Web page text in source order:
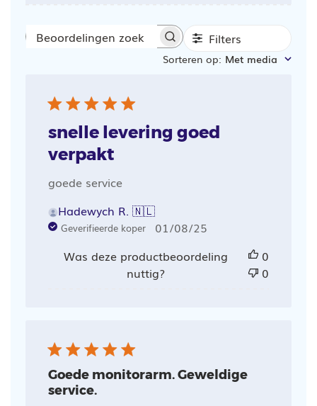
Beoordelingen
Filters
Sorteren op: Met media
snelle levering goed
verpakt
goede service
Hadewych R. 🇳🇱
Geverifieerde koper Publicatiedatum
01/08/25
Was deze productbeoordeling
nuttig?
0
0
Goede monitorarm. Geweldige
service.